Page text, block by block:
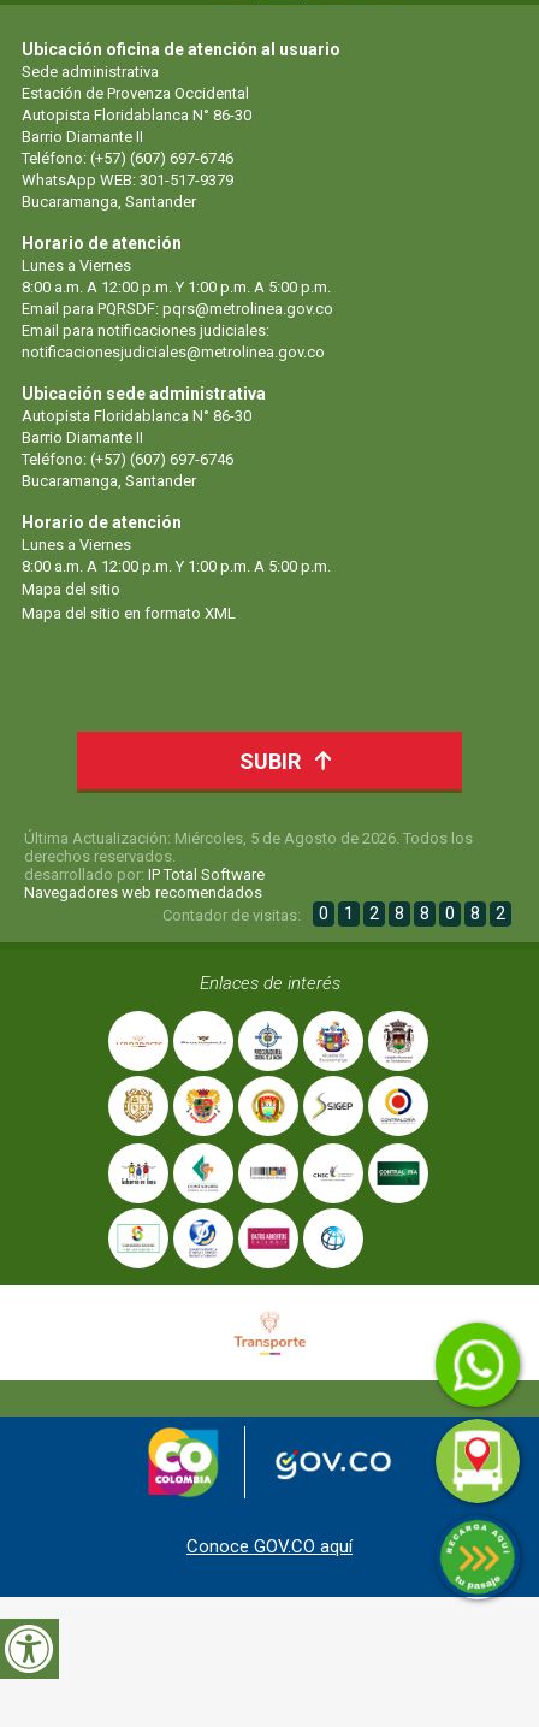
Ubicación oficina de atención al usuario
Sede administrativa
Estación de Provenza Occidental
Autopista Floridablanca N° 86-30
Barrio Diamante II
Teléfono: (+57) (607) 697-6746
WhatsApp WEB: 301-517-9379
Bucaramanga, Santander
Horario de atención
Lunes a Viernes
8:00 a.m. A 12:00 p.m. Y 1:00 p.m. A 5:00 p.m.
Email para PQRSDF: pqrs@metrolinea.gov.co
Email para notificaciones judiciales:
notificacionesjudiciales@metrolinea.gov.co
Ubicación sede administrativa
Autopista Floridablanca N° 86-30
Barrio Diamante II
Teléfono: (+57) (607) 697-6746
Bucaramanga, Santander
Horario de atención
Lunes a Viernes
8:00 a.m. A 12:00 p.m. Y 1:00 p.m. A 5:00 p.m.
Mapa del sitio
Mapa del sitio en formato XML
SUBIR
Última Actualización: Miércoles, 5 de Agosto de 2026. Todos los
derechos reservados.
desarrollado por: IP Total Software
Navegadores web recomendados
Contador de visitas:
0 1 2 8 8 0 8 2
Enlaces de interés
Conoce GOV.CO aquí